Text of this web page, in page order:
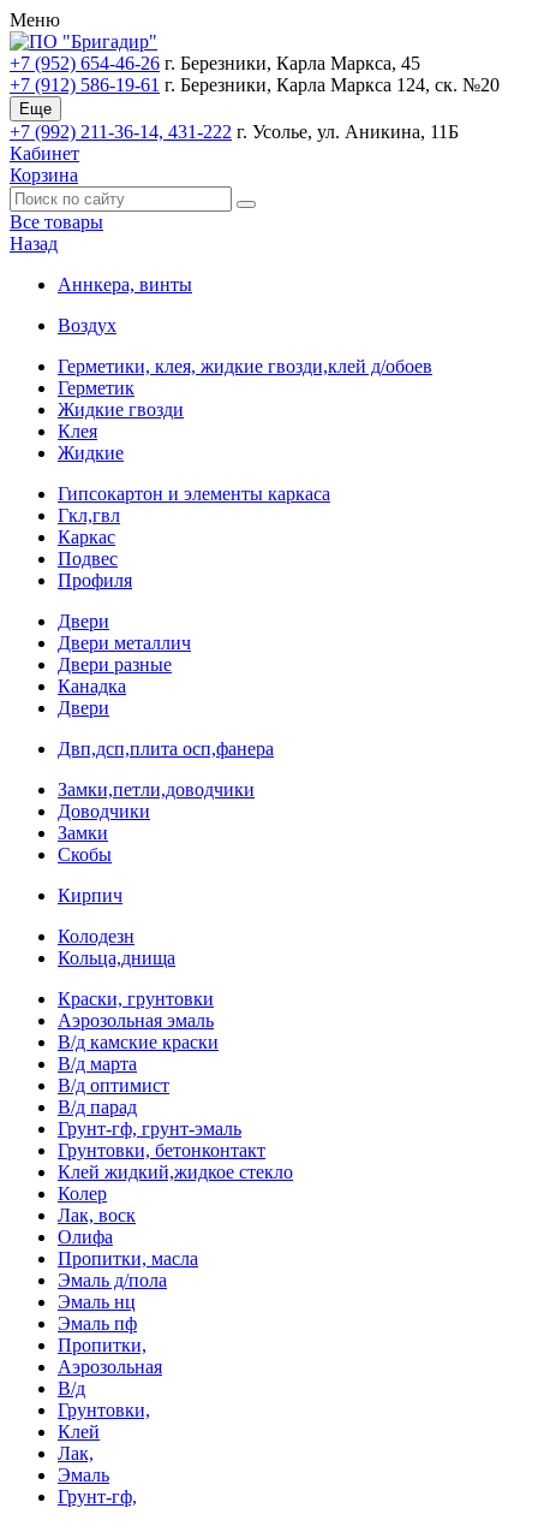
Меню
+7 (952) 654-46-26 г. Березники, Карла Маркса, 45
+7 (912) 586-19-61 г. Березники, Карла Маркса 124, ск. №20
Еще
+7 (992) 211-36-14, 431-222 г. Усолье, ул. Аникина, 11Б
Кабинет
Корзина
Все товары
Назад
Аннкера, винты
Воздух
Герметики, клея, жидкие гвозди,клей д/обоев
Герметик
Жидкие гвозди
Клея
Жидкие
Гипсокартон и элементы каркаса
Гкл,гвл
Каркас
Подвес
Профиля
Двери
Двери металлич
Двери разные
Канадка
Двери
Двп,дсп,плита осп,фанера
Замки,петли,доводчики
Доводчики
Замки
Скобы
Кирпич
Колодезн
Кольца,днища
Краски, грунтовки
Аэрозольная эмаль
В/д камские краски
В/д марта
В/д оптимист
В/д парад
Грунт-гф, грунт-эмаль
Грунтовки, бетонконтакт
Клей жидкий,жидкое стекло
Колер
Лак, воск
Олифа
Пропитки, масла
Эмаль д/пола
Эмаль нц
Эмаль пф
Пропитки,
Аэрозольная
В/д
Грунтовки,
Клей
Лак,
Эмаль
Грунт-гф,